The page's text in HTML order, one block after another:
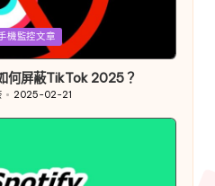
機監控文章
何屏蔽TikTok 2025？
2025-02-21